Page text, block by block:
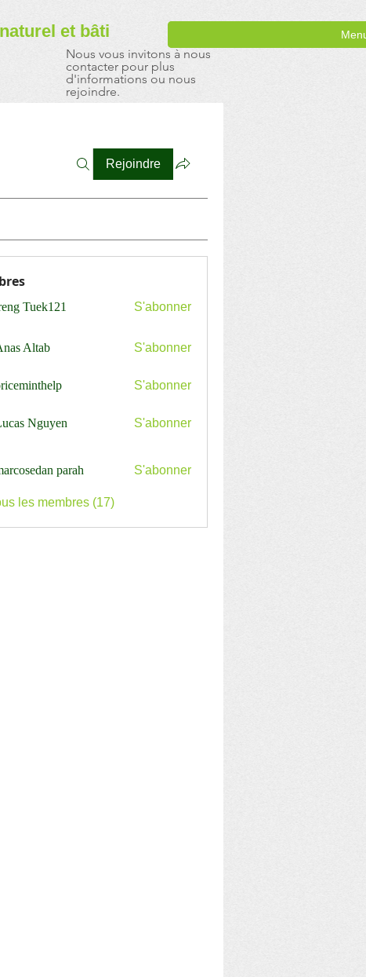
et bâti
Nous vous invitons à nous
contacter pour plus
d'informations ou nous
rejoindre.
Rejoindre
Tuek121 S'abonner
Altab S'abonner
S'abonner
Nguyen S'abonner
parah S'abonner
les membres (17)